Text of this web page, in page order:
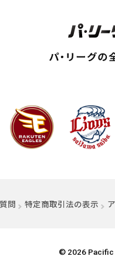
ウで開く）
問 特定商取引法の表示
© 2026 Pacific